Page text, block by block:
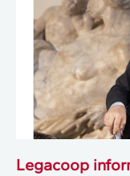
Legacoop